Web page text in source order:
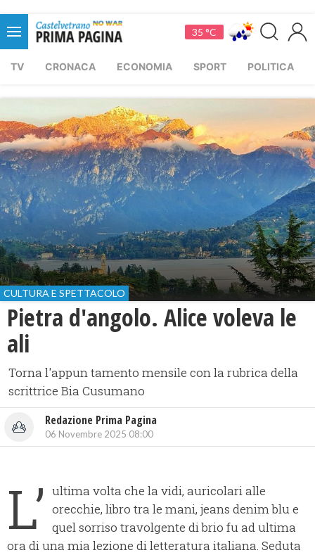
35 °C
TV CRONACA ECONOMIA SPORT POLITICA
CULTURA E SPETTACOLO
Pietra d'angolo. Alice voleva le
ali
Torna l'appun tamento mensile con la rubrica della
scrittrice Bia Cusumano
Redazione Prima Pagina
06 Novembre 2025 08:00
L’ ultima volta che la vidi, auricolari alle
orecchie, libro tra le mani, jeans denim blu e
quel sorriso travolgente di brio fu ad ultima
ora di una mia lezione di letteratura italiana. Seduta